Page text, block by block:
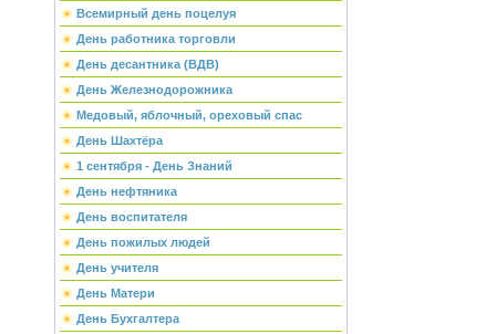
Всемирный день поцелуя
День работника торговли
День десантника (ВДВ)
День Железнодорожника
Медовый, яблочный, ореховый спас
День Шахтёра
1 сентября - День Знаний
День нефтяника
День воспитателя
День пожилых людей
День учителя
День Матери
День Бухгалтера